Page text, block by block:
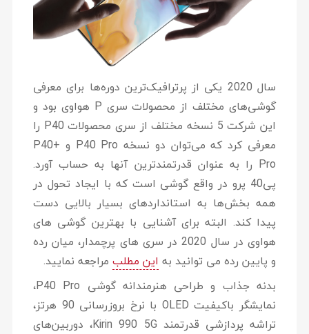
سال 2020 یکی از پرترافیک‌ترین دوره‌ها برای معرفی
گوشی‌های مختلف از محصولات سری P هواوی بود و
این شرکت 5 نسخه مختلف از سری محصولات P40 را
معرفی کرد که می‌توان دو نسخه P40 Pro و +P40
Pro را به عنوان قدرتمندترین آنها به حساب آورد.
پی40 پرو در واقع گوشی است که با ایجاد تحول در
همه بخش‌ها به استانداردهای بسیار بالایی دست
پیدا کند. البته برای آشنایی با بهترین گوشی های
هواوی در سال 2020 در سری های پرچمدار، میان رده
و پایین رده می توانید به این مطلبمراجعه نمایید.
بدنه جذاب و طراحی هنرمندانه گوشی P40 Pro،
نمایشگر باکیفیت OLED با نرخ بروزرسانی 90 هرتز،
تراشه پردازشی قدرتمند Kirin 990 5G، دوربین‌های